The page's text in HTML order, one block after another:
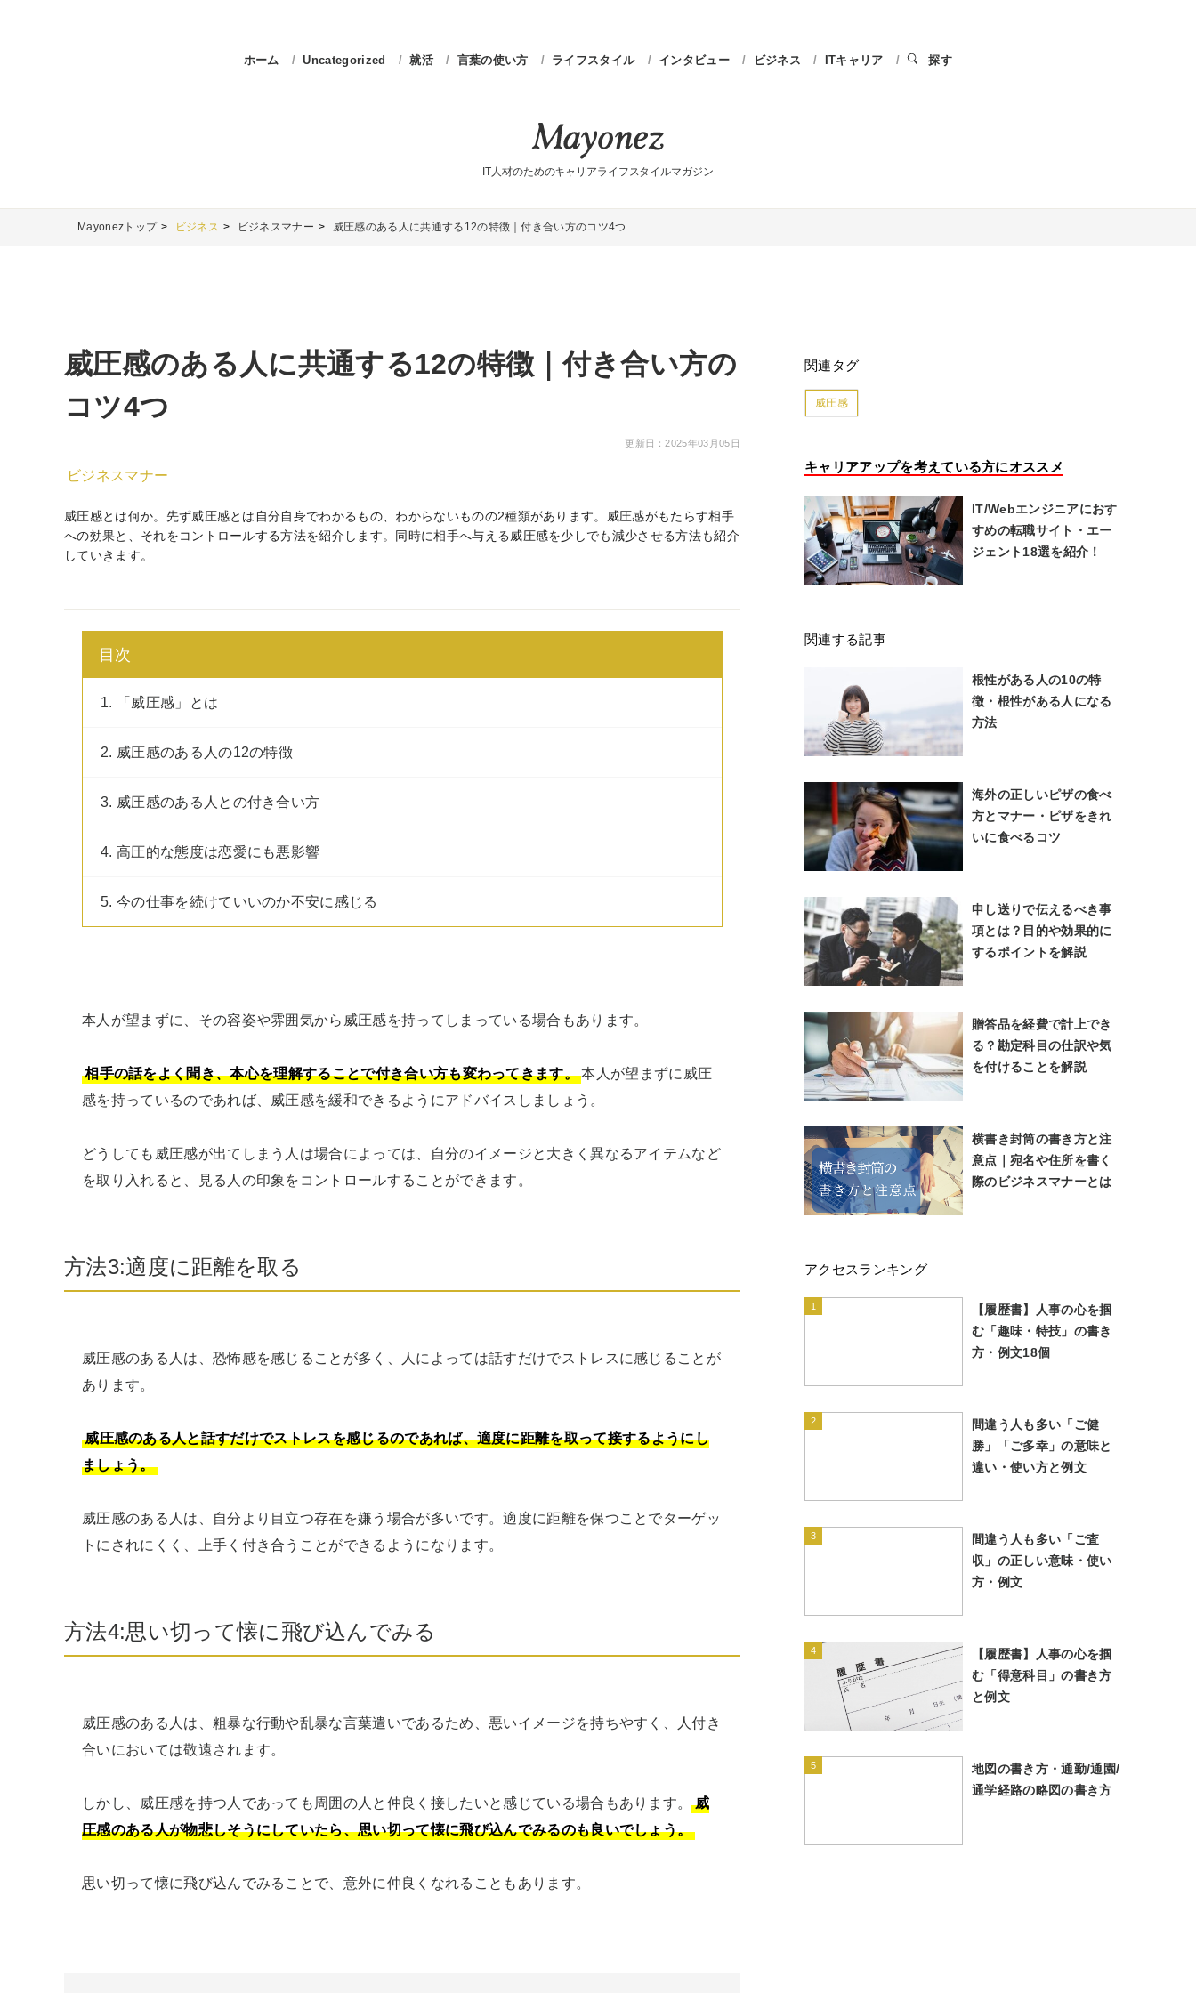
ホーム Uncategorized 就活 言葉の使い方 ライフスタイル インタビュー ビジネス ITキャリア 探す
IT人材のためのキャリアライフスタイルマガジン
Mayonezトップ ビジネス ビジネスマナー 威圧感のある人に共通する12の特徴｜付き合い方のコツ4つ
威圧感のある人に共通する12の特徴｜付き合い方の
コツ4つ
更新日：2025年03月05日
ビジネスマナー
威圧感とは何か。先ず威圧感とは自分自身でわかるもの、わからないものの2種類があります。威圧感がもたらす相手
への効果と、それをコントロールする方法を紹介します。同時に相手へ与える威圧感を少しでも減少させる方法も紹介
していきます。
目次
1. 「威圧感」とは
2. 威圧感のある人の12の特徴
3. 威圧感のある人との付き合い方
4. 高圧的な態度は恋愛にも悪影響
5. 今の仕事を続けていいのか不安に感じる
本人が望まずに、その容姿や雰囲気から威圧感を持ってしまっている場合もあります。
相手の話をよく聞き、本心を理解することで付き合い方も変わってきます。本人が望まずに威圧
感を持っているのであれば、威圧感を緩和できるようにアドバイスしましょう。
どうしても威圧感が出てしまう人は場合によっては、自分のイメージと大きく異なるアイテムなど
を取り入れると、見る人の印象をコントロールすることができます。
方法3:適度に距離を取る
威圧感のある人は、恐怖感を感じることが多く、人によっては話すだけでストレスに感じることが
あります。
威圧感のある人と話すだけでストレスを感じるのであれば、適度に距離を取って接するようにし
ましょう。
威圧感のある人は、自分より目立つ存在を嫌う場合が多いです。適度に距離を保つことでターゲッ
トにされにくく、上手く付き合うことができるようになります。
方法4:思い切って懐に飛び込んでみる
威圧感のある人は、粗暴な行動や乱暴な言葉遣いであるため、悪いイメージを持ちやすく、人付き
合いにおいては敬遠されます。
しかし、威圧感を持つ人であっても周囲の人と仲良く接したいと感じている場合もあります。威
圧感のある人が物悲しそうにしていたら、思い切って懐に飛び込んでみるのも良いでしょう。
思い切って懐に飛び込んでみることで、意外に仲良くなれることもあります。
関連タグ
威圧感
キャリアアップを考えている方にオススメ
IT/Webエンジニアにおす
すめの転職サイト・エー
ジェント18選を紹介！
関連する記事
根性がある人の10の特
徴・根性がある人になる
方法
海外の正しいピザの食べ
方とマナー・ピザをきれ
いに食べるコツ
申し送りで伝えるべき事
項とは？目的や効果的に
するポイントを解説
贈答品を経費で計上でき
る？勘定科目の仕訳や気
を付けることを解説
横書き封筒の書き方と注
意点｜宛名や住所を書く
際のビジネスマナーとは
アクセスランキング
1
【履歴書】人事の心を掴
む「趣味・特技」の書き
方・例文18個
2
間違う人も多い「ご健
勝」「ご多幸」の意味と
違い・使い方と例文
3
間違う人も多い「ご査
収」の正しい意味・使い
方・例文
4
【履歴書】人事の心を掴
む「得意科目」の書き方
と例文
5
地図の書き方・通勤/通園/
通学経路の略図の書き方